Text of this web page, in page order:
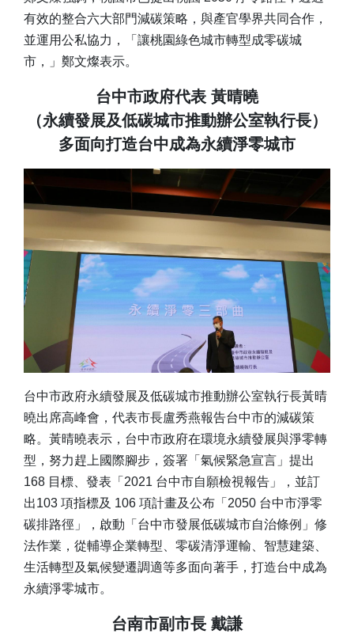
有效的整合六大部門減碳策略，與產官學界共同合作，
並運用公私協力，「讓桃園綠色城市轉型成零碳城
市，」鄭文燦表示。
台中市政府代表 黃晴曉
（永續發展及低碳城市推動辦公室執行長）
多面向打造台中成為永續淨零城市
台中市政府永續發展及低碳城市推動辦公室執行長黃晴
曉出席高峰會，代表市長盧秀燕報告台中市的減碳策
略。黃晴曉表示，台中市政府在環境永續發展與淨零轉
型，努力趕上國際腳步，簽署「氣候緊急宣言」提出
168 目標、發表「2021 台中市自願檢視報告」，並訂
出103 項指標及 106 項計畫及公布「2050 台中市淨零
碳排路徑」，啟動「台中市發展低碳城市自治條例」修
法作業，從輔導企業轉型、零碳清淨運輸、智慧建築、
生活轉型及氣候變遷調適等多面向著手，打造台中成為
永續淨零城市。
台南市副市長 戴謙